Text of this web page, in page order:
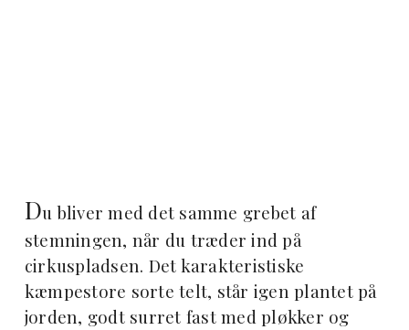
Du bliver med det samme grebet af
stemningen, når du træder ind på
cirkuspladsen. Det karakteristiske
kæmpestore sorte telt, står igen plantet på
jorden, godt surret fast med pløkker og